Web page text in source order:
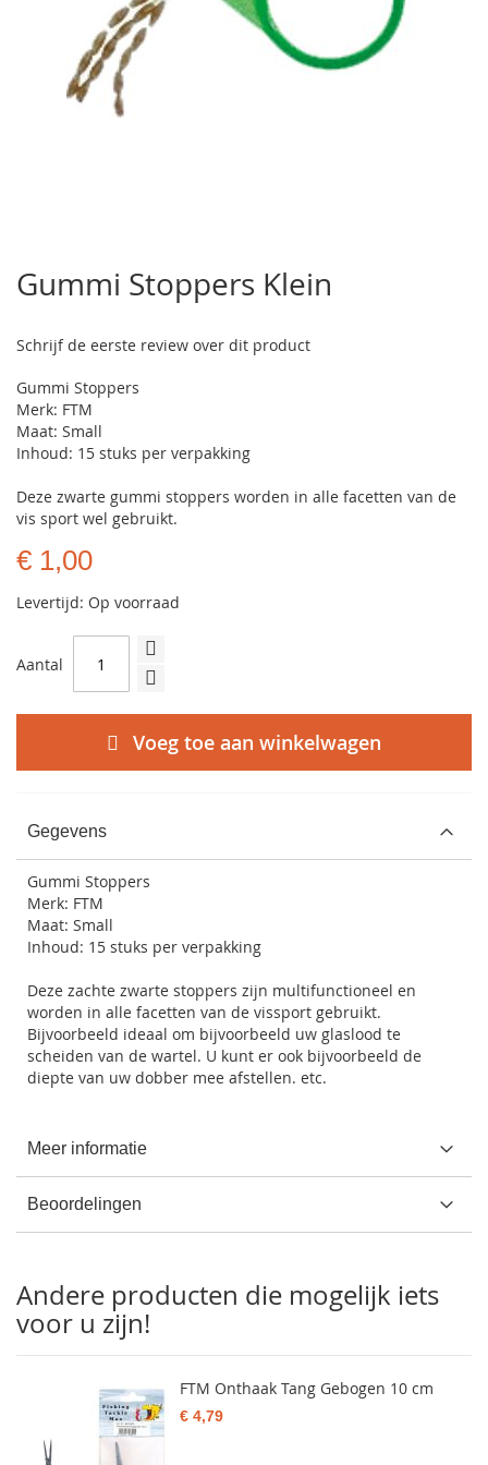
het
begin
de
gallerij
Gummi Stoppers Klein
Schrijf de eerste review over dit product
Gummi Stoppers
Merk: FTM
Maat: Small
Inhoud: 15 stuks per verpakking
Deze zwarte gummi stoppers worden in alle facetten van de
vis sport wel gebruikt.
€ 1,00
Levertijd: Op voorraad
Aantal
Voeg toe aan winkelwagen
Gegevens
Gummi Stoppers
Merk: FTM
Maat: Small
Inhoud: 15 stuks per verpakking
Deze zachte zwarte stoppers zijn multifunctioneel en
worden in alle facetten van de vissport gebruikt.
Bijvoorbeeld ideaal om bijvoorbeeld uw glaslood te
scheiden van de wartel. U kunt er ook bijvoorbeeld de
diepte van uw dobber mee afstellen. etc.
Meer informatie
Beoordelingen
Andere producten die mogelijk iets
voor u zijn!
FTM Onthaak Tang Gebogen 10 cm
€ 4,79